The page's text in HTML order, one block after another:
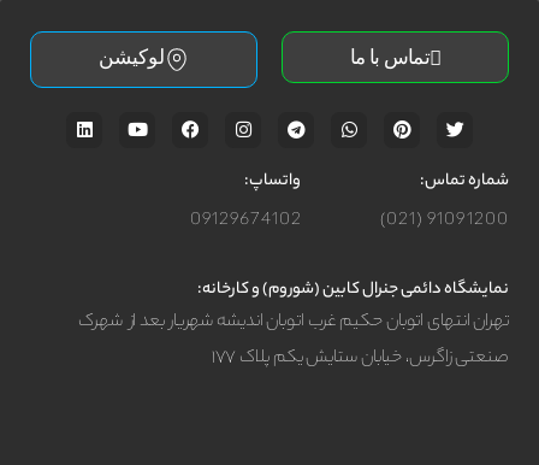
تماس با ما لوکیشن
شماره تماس: واتساپ:
91091200 (021)
09129674102
نمایشگاه دائمی جنرال کابین (شوروم) و کارخانه:
تهران انتهای اتوبان حکیم غرب اتوبان اندیشه شهریار بعد از شهرک
صنعتی زاگرس، خیابان ستایش یکم پلاک ۱۷۷